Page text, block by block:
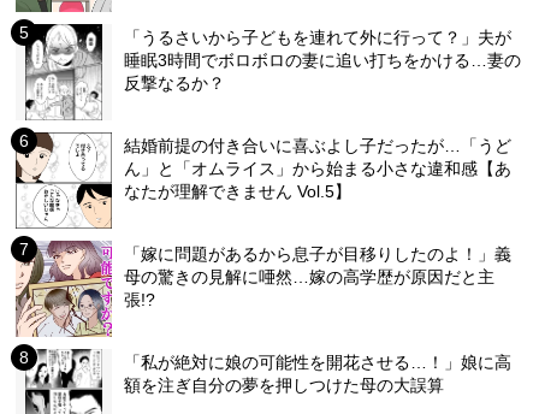
「うるさいから子どもを連れて外に行って？」夫が
睡眠3時間でボロボロの妻に追い打ちをかける…妻の
反撃なるか？
結婚前提の付き合いに喜ぶよし子だったが…「うど
ん」と「オムライス」から始まる小さな違和感【あ
なたが理解できません Vol.5】
「嫁に問題があるから息子が目移りしたのよ！」義
母の驚きの見解に唖然…嫁の高学歴が原因だと主
張!?
「私が絶対に娘の可能性を開花させる…！」娘に高
額を注ぎ自分の夢を押しつけた母の大誤算